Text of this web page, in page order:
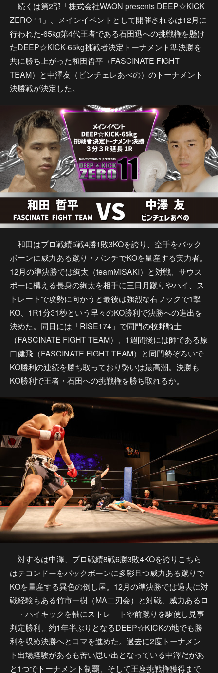
続くは第2部「株式会社WAON presents DEEP☆KICK
ZERO 11」、メインイベントとして開催されるは12月に
行われた-65kg第4代王者である石田迅への挑戦権を懸け
たDEEP☆KICK-65kg挑戦者決定トーナメント準決勝を
共に勝ち上がった和田哲平（FASCINATE FIGHT
TEAM）と中澤友（ビンチェレあべの）のトーナメント
決勝戦が決定した。
和田はプロ戦績5戦4勝1敗3KOを誇り、空手をバック
ボーンに威力ある蹴り・パンチでKOを量産する実力者。
12月の準決勝では絢太（teamMISAKI）と対戦、サウス
ポーに構える長身の絢太を相手に三日月蹴りやハイ、ス
トレートで攻勢に向かうと最後は強烈な右フックで1撃
KO、1R1分31秒という早々のKO勝利で決勝への進出を
決めた。同日には「RISE174」で同門の牧野騎士
（FASCINATE FIGHT TEAM）、1週間後には師である原
口健飛（FASCINATE FIGHT TEAM）と同門勢ぞろいで
KO勝利の連続を勝ち取っており勢いは最高潮。決勝も
KO勝利で王者・石田への挑戦権を勝ち取れるか。
対するは中澤、プロ戦績8戦6勝3敗4KOを誇りこちら
はテコンドーをバックボーンに多彩且つ威力ある蹴りで
KOを量産する異色の倒し屋。12月の準決勝では過去に対
戦経験もある竹市一樹（MA二刃会）と対戦、威力あるロ
ー・ハイキックを軸にストレートや前蹴りを駆使し見事
判定勝利、約1年半ぶりとなるDEEP☆KICKの地でも勝
利を収め決勝へとコマを進めた。過去に2度トーナメン
ト出場経験があるも苦い思い出となっている中澤だがあ
と1つでトーナメント制覇、そして王座挑戦権獲得まで